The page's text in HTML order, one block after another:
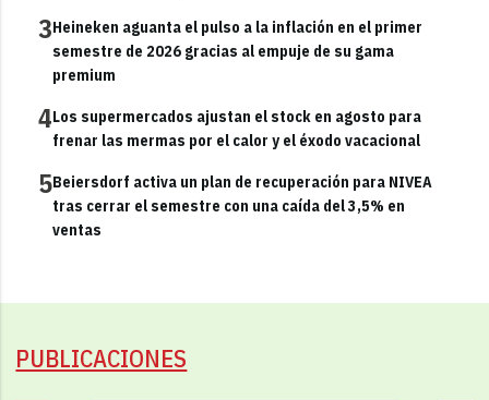
3Heineken aguanta el pulso a la inflación en el primer
semestre de 2026 gracias al empuje de su gama
premium
4Los supermercados ajustan el stock en agosto para
frenar las mermas por el calor y el éxodo vacacional
5Beiersdorf activa un plan de recuperación para NIVEA
tras cerrar el semestre con una caída del 3,5% en
ventas
PUBLICACIONES